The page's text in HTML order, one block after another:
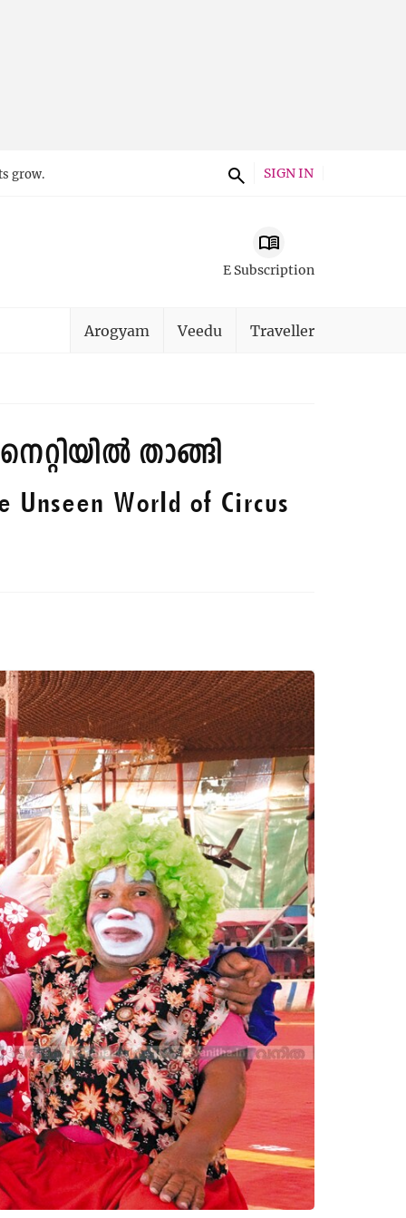
grow. SIGN IN
E Subscription
Arogyam Veedu Traveller
താങ്ങി
Unseen World of Circus